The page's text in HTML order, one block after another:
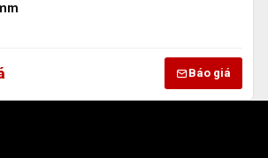
Báo giá